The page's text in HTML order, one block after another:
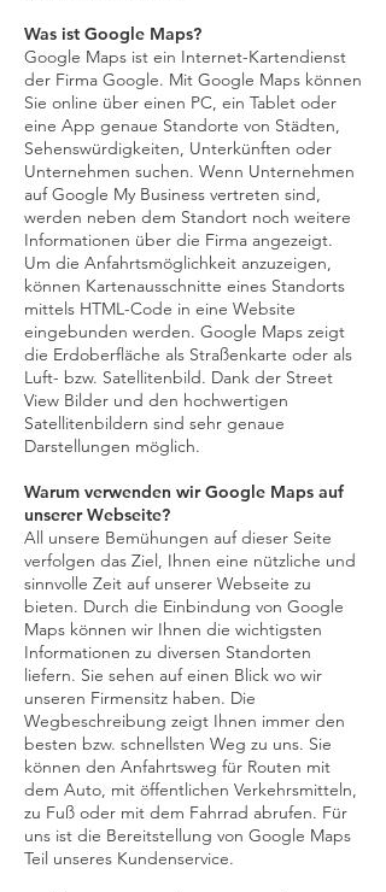
Was ist Google Maps?
Google Maps ist ein Internet-Kartendienst
der Firma Google. Mit Google Maps können
Sie online über einen PC, ein Tablet oder
eine App genaue Standorte von Städten,
Sehenswürdigkeiten, Unterkünften oder
Unternehmen suchen. Wenn Unternehmen
auf Google My Business vertreten sind,
werden neben dem Standort noch weitere
Informationen über die Firma angezeigt.
Um die Anfahrtsmöglichkeit anzuzeigen,
können Kartenausschnitte eines Standorts
mittels HTML-Code in eine Website
eingebunden werden. Google Maps zeigt
die Erdoberfläche als Straßenkarte oder als
Luft- bzw. Satellitenbild. Dank der Street
View Bilder und den hochwertigen
Satellitenbildern sind sehr genaue
Darstellungen möglich.
Warum verwenden wir Google Maps auf
unserer Webseite?
All unsere Bemühungen auf dieser Seite
verfolgen das Ziel, Ihnen eine nützliche und
sinnvolle Zeit auf unserer Webseite zu
bieten. Durch die Einbindung von Google
Maps können wir Ihnen die wichtigsten
Informationen zu diversen Standorten
liefern. Sie sehen auf einen Blick wo wir
unseren Firmensitz haben. Die
Wegbeschreibung zeigt Ihnen immer den
besten bzw. schnellsten Weg zu uns. Sie
können den Anfahrtsweg für Routen mit
dem Auto, mit öffentlichen Verkehrsmitteln,
zu Fuß oder mit dem Fahrrad abrufen. Für
uns ist die Bereitstellung von Google Maps
Teil unseres Kundenservice.